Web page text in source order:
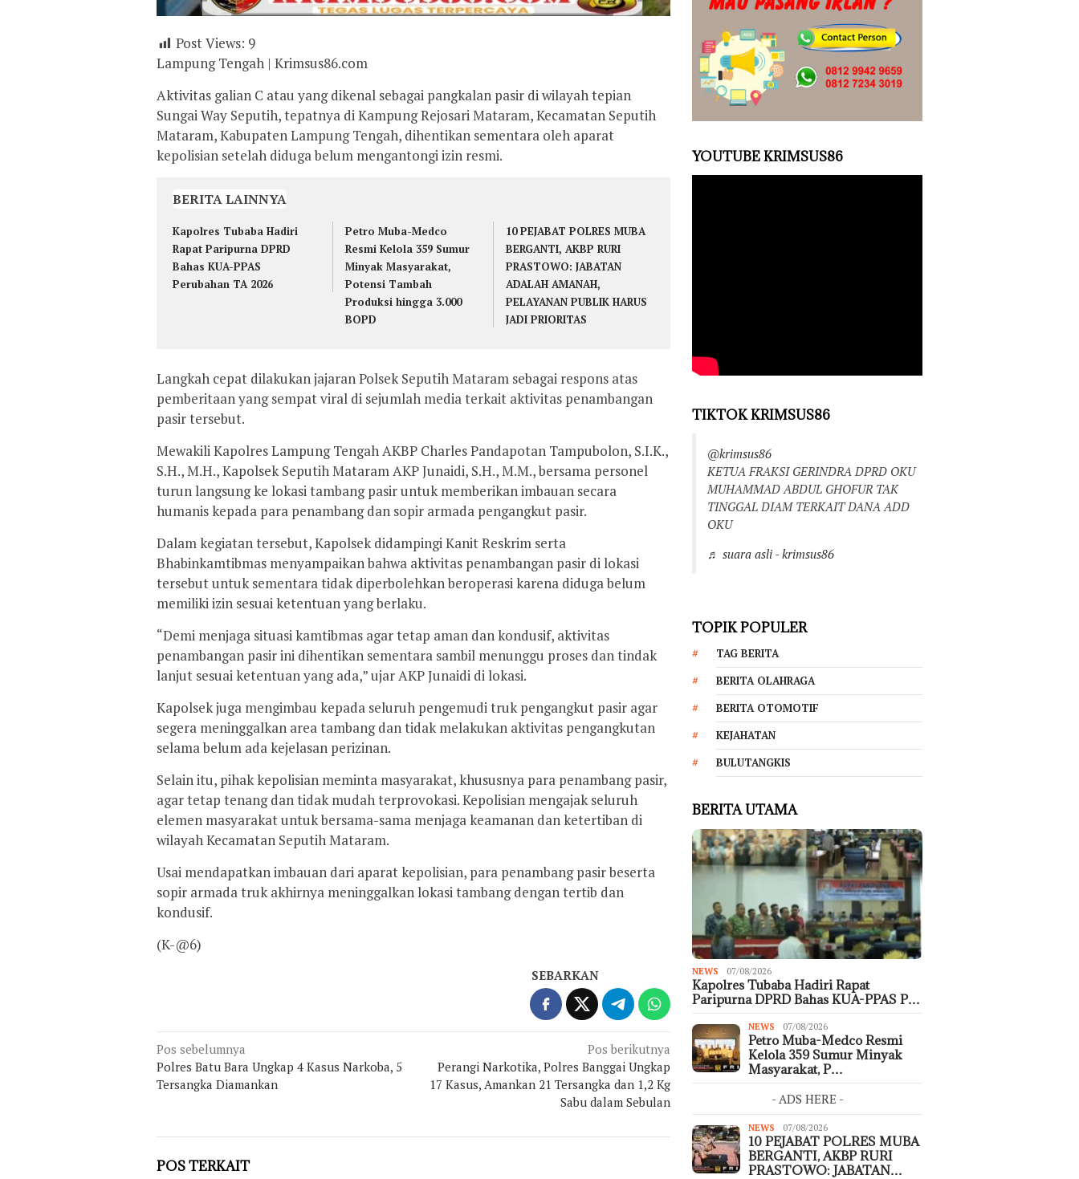
Post Views: 9
Lampung Tengah | Krimsus86.com
Aktivitas galian C atau yang dikenal sebagai pangkalan pasir di wilayah tepian
Sungai Way Seputih, tepatnya di Kampung Rejosari Mataram, Kecamatan Seputih
Mataram, Kabupaten Lampung Tengah, dihentikan sementara oleh aparat
kepolisian setelah diduga belum mengantongi izin resmi.
BERITA LAINNYA
Kapolres Tubaba Hadiri
Rapat Paripurna DPRD
Bahas KUA-PPAS
Perubahan TA 2026
Petro Muba-Medco
Resmi Kelola 359 Sumur
Minyak Masyarakat,
Potensi Tambah
Produksi hingga 3.000
BOPD
10 PEJABAT POLRES MUBA
BERGANTI, AKBP RURI
PRASTOWO: JABATAN
ADALAH AMANAH,
PELAYANAN PUBLIK HARUS
JADI PRIORITAS
Langkah cepat dilakukan jajaran Polsek Seputih Mataram sebagai respons atas
pemberitaan yang sempat viral di sejumlah media terkait aktivitas penambangan
pasir tersebut.
Mewakili Kapolres Lampung Tengah AKBP Charles Pandapotan Tampubolon, S.I.K.,
S.H., M.H., Kapolsek Seputih Mataram AKP Junaidi, S.H., M.M., bersama personel
turun langsung ke lokasi tambang pasir untuk memberikan imbauan secara
humanis kepada para penambang dan sopir armada pengangkut pasir.
Dalam kegiatan tersebut, Kapolsek didampingi Kanit Reskrim serta
Bhabinkamtibmas menyampaikan bahwa aktivitas penambangan pasir di lokasi
tersebut untuk sementara tidak diperbolehkan beroperasi karena diduga belum
memiliki izin sesuai ketentuan yang berlaku.
“Demi menjaga situasi kamtibmas agar tetap aman dan kondusif, aktivitas
penambangan pasir ini dihentikan sementara sambil menunggu proses dan tindak
lanjut sesuai ketentuan yang ada,” ujar AKP Junaidi di lokasi.
Kapolsek juga mengimbau kepada seluruh pengemudi truk pengangkut pasir agar
segera meninggalkan area tambang dan tidak melakukan aktivitas pengangkutan
selama belum ada kejelasan perizinan.
Selain itu, pihak kepolisian meminta masyarakat, khususnya para penambang pasir,
agar tetap tenang dan tidak mudah terprovokasi. Kepolisian mengajak seluruh
elemen masyarakat untuk bersama-sama menjaga keamanan dan ketertiban di
wilayah Kecamatan Seputih Mataram.
Usai mendapatkan imbauan dari aparat kepolisian, para penambang pasir beserta
sopir armada truk akhirnya meninggalkan lokasi tambang dengan tertib dan
kondusif.
(K-@6)
SEBARKAN
Navigasi
pos
Pos sebelumnya
Polres Batu Bara Ungkap 4 Kasus Narkoba, 5
Tersangka Diamankan
Pos berikutnya
Perangi Narkotika, Polres Banggai Ungkap
17 Kasus, Amankan 21 Tersangka dan 1,2 Kg
Sabu dalam Sebulan
POS TERKAIT
YOUTUBE KRIMSUS86
TIKTOK KRIMSUS86
@krimsus86
KETUA FRAKSI GERINDRA DPRD OKU
MUHAMMAD ABDUL GHOFUR TAK
TINGGAL DIAM TERKAIT DANA ADD
OKU
♬ suara asli - krimsus86
TOPIK POPULER
TAG BERITA
BERITA OLAHRAGA
BERITA OTOMOTIF
KEJAHATAN
BULUTANGKIS
BERITA UTAMA
NEWS 07/08/2026
Kapolres Tubaba Hadiri Rapat
Paripurna DPRD Bahas KUA-PPAS P…
NEWS 07/08/2026
Petro Muba-Medco Resmi
Kelola 359 Sumur Minyak
Masyarakat, P…
- ADS HERE -
NEWS 07/08/2026
10 PEJABAT POLRES MUBA
BERGANTI, AKBP RURI
PRASTOWO: JABATAN…